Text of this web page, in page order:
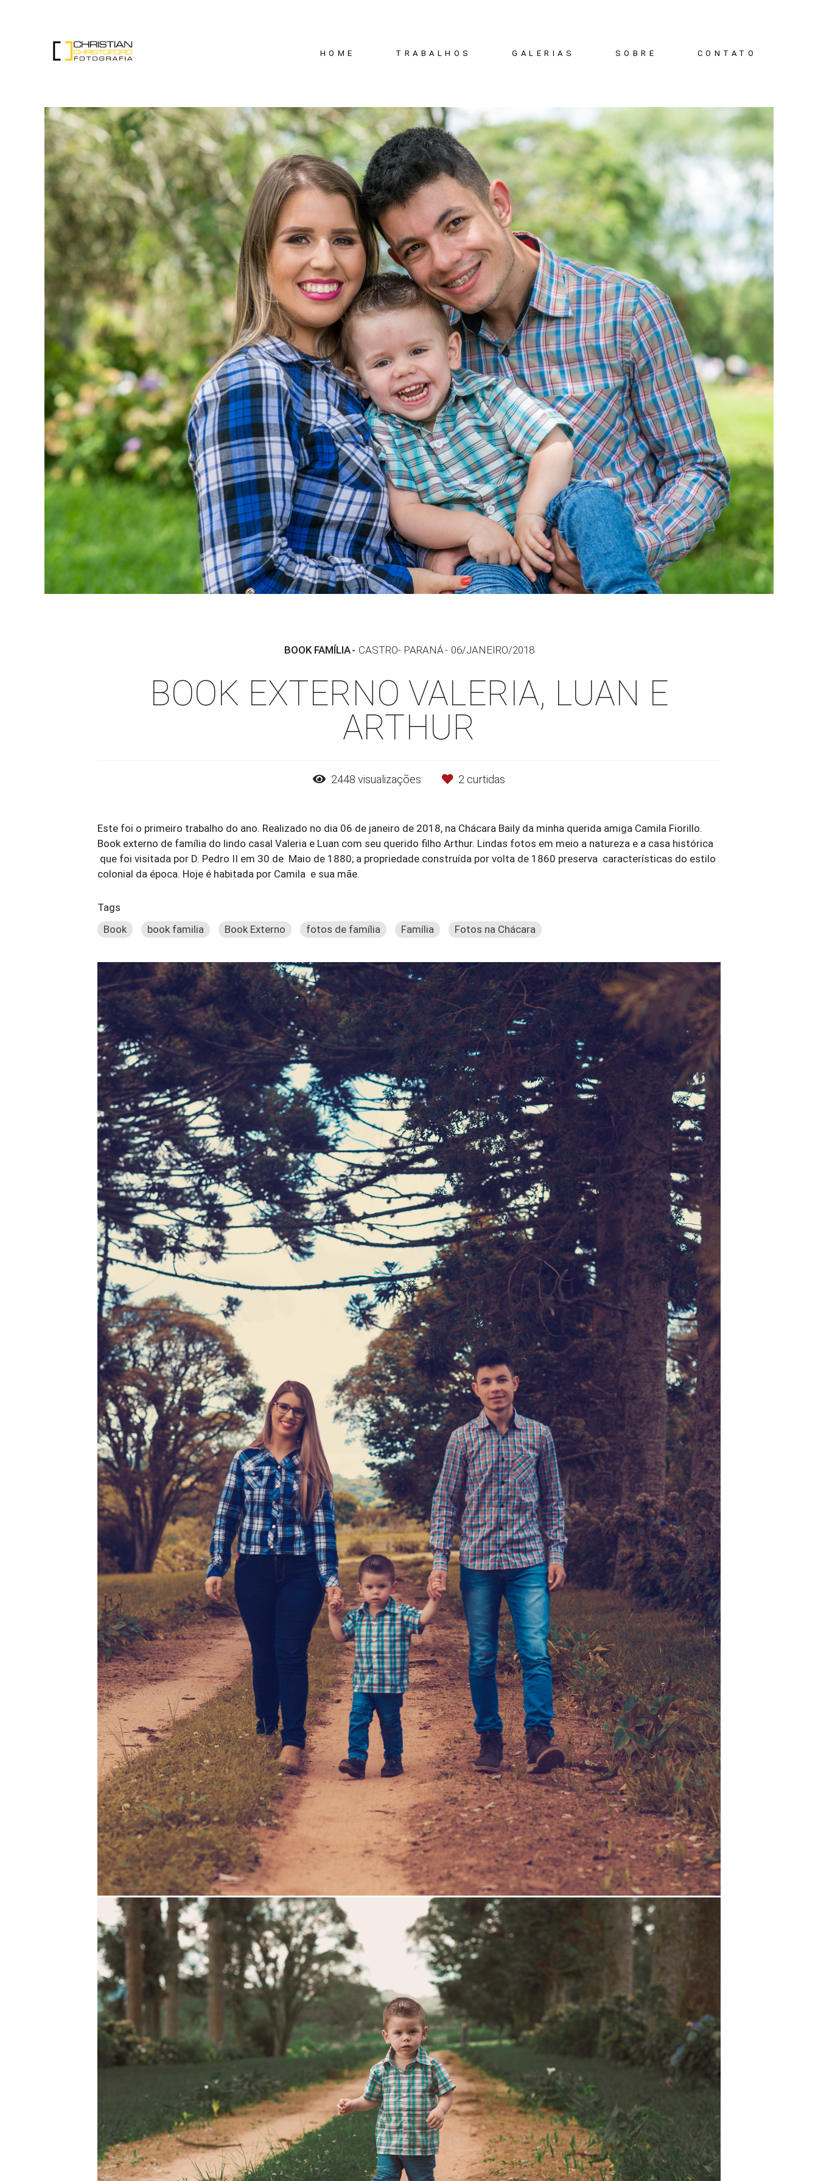
HOME TRABALHOS GALERIAS SOBRE CONTATO
BOOK FAMÍLIA CASTRO- PARANÁ 06/JANEIRO/2018
BOOK EXTERNO VALERIA, LUAN E
ARTHUR
2448 visualizações 2 curtidas
Este foi o primeiro trabalho do ano. Realizado no dia 06 de janeiro de 2018, na Chácara Baily da minha querida amiga Camila Fiorillo.
Book externo de família do lindo casal Valeria e Luan com seu querido filho Arthur. Lindas fotos em meio a natureza e a casa histórica
que foi visitada por D. Pedro II em 30 de Maio de 1880; a propriedade construída por volta de 1860 preserva características do estilo
colonial da época. Hoje é habitada por Camila e sua mãe.
Tags
Book
book familia Book Externo fotos de família Família Fotos na Chácara